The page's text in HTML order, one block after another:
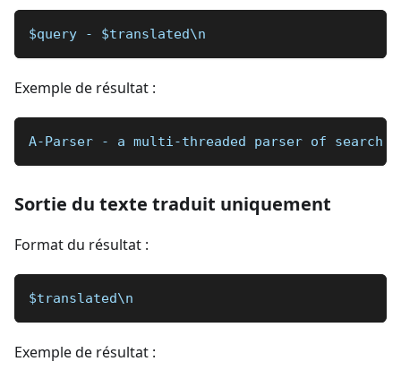
$query - $translated\n
Exemple de résultat :
A-Parser - a multi-threaded parser of search
Sortie du texte traduit uniquement
Format du résultat :
$translated\n
Exemple de résultat :